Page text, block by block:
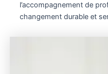
l’accompagnement de
changement durable et